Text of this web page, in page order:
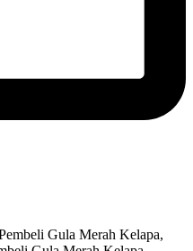
Gula Merah Kelapa,